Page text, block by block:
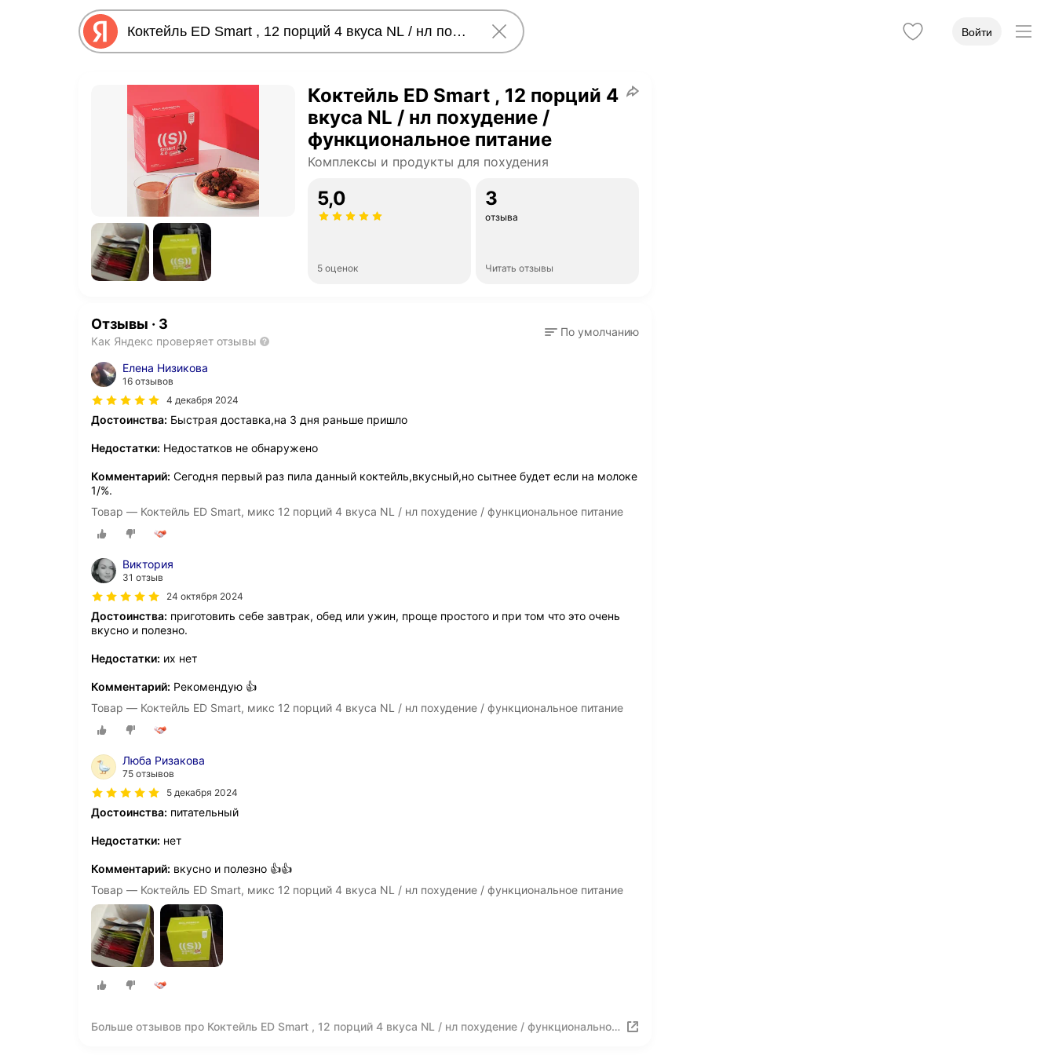
Войти
Коктейль ED Smart , 12 порций 4
вкуса NL / нл похудение /
функциональное питание
Комплексы и продукты для похудения
5,0
5 оценок
3
отзыва
Читать отзывы
Отзывы · 3
Как Яндекс проверяет отзывы
По умолчанию
Елена Низикова
16 отзывов
4 декабря 2024
Достоинства: Быстрая доставка,на 3 дня раньше пришло
Недостатки: Недостатков не обнаружено
Комментарий: Сегодня первый раз пила данный коктейль,вкусный,но сытнее будет если на молоке
1/%.
Товар — Коктейль ED Smart, микс 12 порций 4 вкуса NL / нл похудение / функциональное питание
Виктория
31 отзыв
24 октября 2024
Достоинства: приготовить себе завтрак, обед или ужин, проще простого и при том что это очень
вкусно и полезно.
Недостатки: их нет
Комментарий: Рекомендую 👍
Товар — Коктейль ED Smart, микс 12 порций 4 вкуса NL / нл похудение / функциональное питание
Люба Ризакова
75 отзывов
5 декабря 2024
Достоинства: питательный
Недостатки: нет
Комментарий: вкусно и полезно 👍👍
Товар — Коктейль ED Smart, микс 12 порций 4 вкуса NL / нл похудение / функциональное питание
Больше отзывов про Коктейль ED Smart , 12 порций 4 вкуса NL / нл похудение / функциональное